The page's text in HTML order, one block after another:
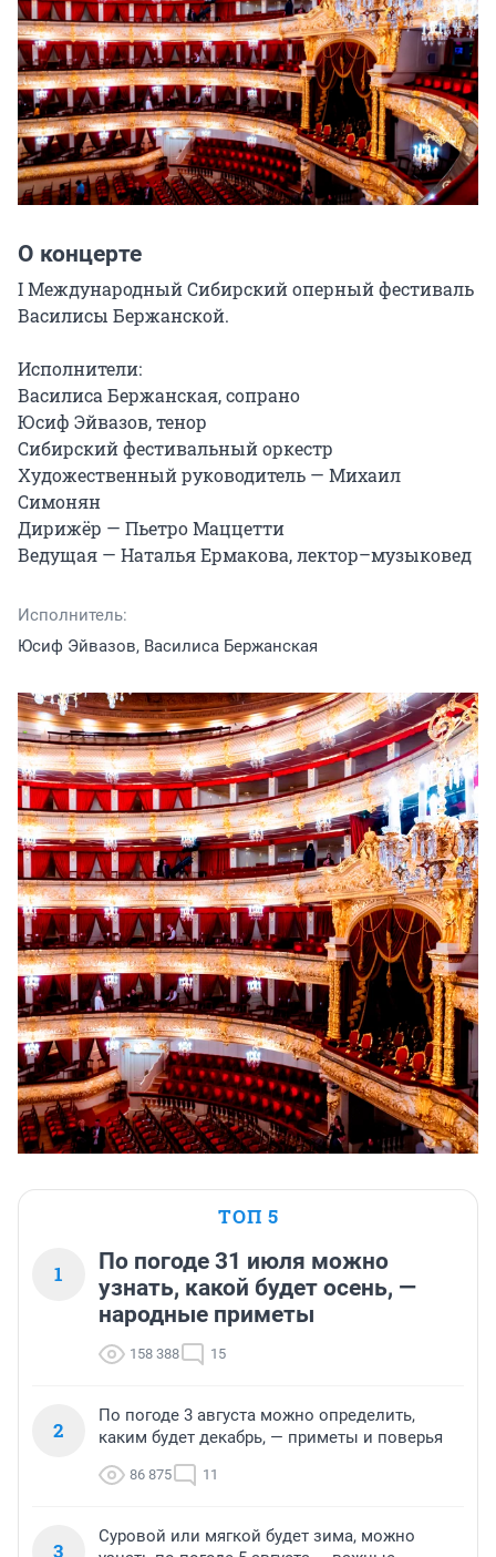
О концерте
I Международный Сибирский оперный фестиваль
Василисы Бержанской.
Исполнители:
Василиса Бержанская, сопрано
Юсиф Эйвазов, тенор
Сибирский фестивальный оркестр
Художественный руководитель — Михаил
Симонян
Дирижёр — Пьетро Маццетти
Ведущая — Наталья Ермакова, лектор–музыковед
Исполнитель:
Юсиф Эйвазов, Василиса Бержанская
ТОП 5
1
По погоде 31 июля можно
узнать, какой будет осень, —
народные приметы
158 388 15
2
По погоде 3 августа можно определить,
каким будет декабрь, — приметы и поверья
86 875 11
3
Суровой или мягкой будет зима, можно